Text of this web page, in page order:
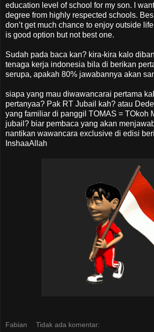
education level of school for my son. I
degree from highly respected schools.
don’t get much chance to enjoy outside
is good option but not best one.
Sudah pada baca kan? kira-kira kalo
tenaga kerja indonesia bila di berikan
serupa, apakah 80% jawabannya akan
siapa yang mau diwawancarai pertama
pertanyaa? Pak RT Jubail kah? atau
yang familiar di panggil TOMAS = TOkoh
jubail? biar pembaca yang akan
nantikan wawancara exclusive di edisi
InshaaAllah
Fabian Tidak ada komentar: